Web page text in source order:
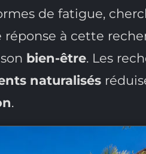
de fatigue,
réponse à cette
bien-être. Les
naturalisés
.